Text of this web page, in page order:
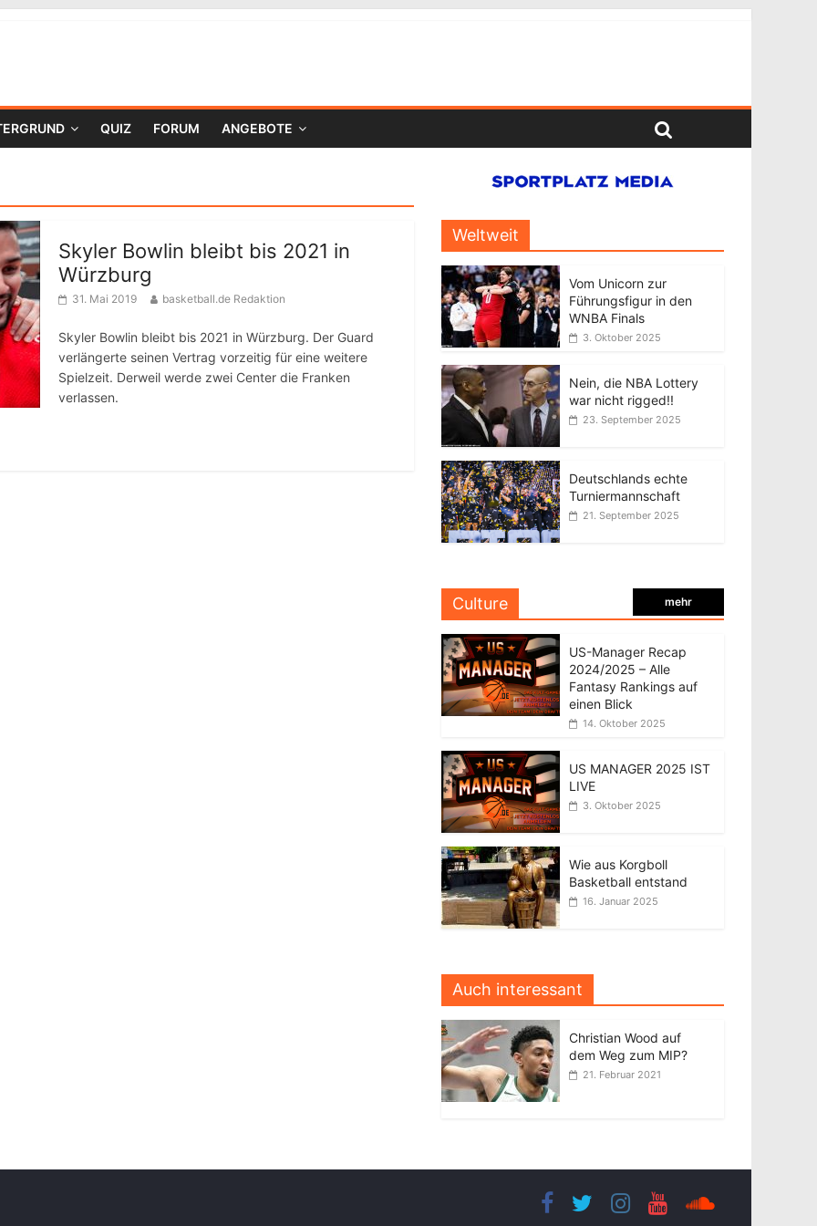
QUIZ FORUM ANGEBOTE
Skyler Bowlin bleibt bis 2021 in
Würzburg
31. Mai 2019 basketball.de Redaktion
Skyler Bowlin bleibt bis 2021 in Würzburg. Der Guard
verlängerte seinen Vertrag vorzeitig für eine weitere
Spielzeit. Derweil werde zwei Center die Franken
verlassen.
Weltweit
Vom Unicorn zur
Führungsfigur in den
WNBA Finals
3. Oktober 2025
Nein, die NBA Lottery
war nicht rigged!!
23. September 2025
Deutschlands echte
Turniermannschaft
21. September 2025
Culture mehr
US-Manager Recap
2024/2025 – Alle
Fantasy Rankings auf
einen Blick
14. Oktober 2025
US MANAGER 2025 IST
LIVE
3. Oktober 2025
Wie aus Korgboll
Basketball entstand
16. Januar 2025
Auch interessant
Christian Wood auf
dem Weg zum MIP?
21. Februar 2021